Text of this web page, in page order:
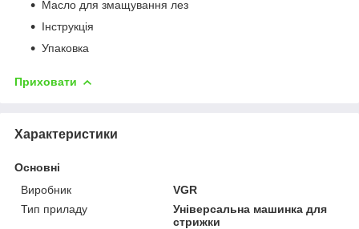
Масло для змащування лез
Інструкція
Упаковка
Приховати
Характеристики
Основні
Виробник
VGR
Тип приладу
Універсальна машинка для
стрижки